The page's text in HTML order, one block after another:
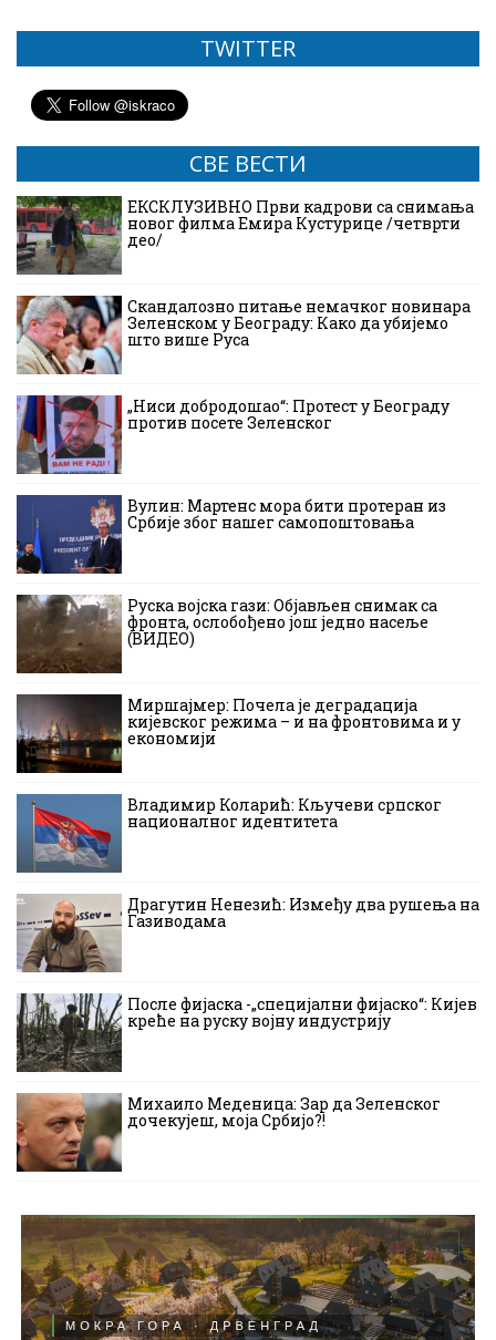
TWITTER
СВЕ ВЕСТИ
ЕКСКЛУЗИВНО Први кадрови са снимања
новог филма Емира Кустурице /четврти
део/
Скандалозно питање немачког новинара
Зеленском у Београду: Како да убијемо
што више Руса
„Ниси добродошао“: Протест у Београду
против посете Зеленског
Вулин: Мартенс мора бити протеран из
Србије због нашег самопоштовања
Руска војска гази: Објављен снимак са
фронта, ослобођено још једно насеље
(ВИДЕО)
Миршајмер: Почела је деградација
кијевског режима – и на фронтовима и у
економији
Владимир Коларић: Кључеви српског
националног идентитета
Драгутин Ненезић: Између два рушења на
Газиводама
После фијаска -„специјални фијаско“: Кијев
креће на руску војну индустрију
Михаило Меденица: Зар да Зеленског
дочекујеш, моја Србијо?!